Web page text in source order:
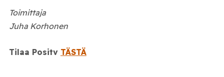
Toimittaja
Juha Korhonen
Tilaa Positv TÄSTÄ